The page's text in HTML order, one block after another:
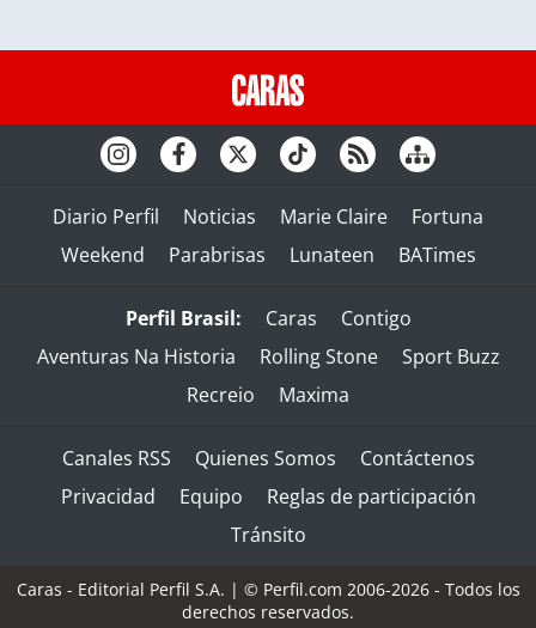
Diario Perfil Noticias Marie Claire
Fortuna
Weekend
Parabrisas Lunateen BATimes
Perfil Brasil: Caras
Contigo
Aventuras Na Historia
Rolling Stone
Sport Buzz
Recreio
Maxima
Canales RSS Quienes Somos
Contáctenos
Privacidad
Equipo
Reglas de participación
Tránsito
Caras - Editorial Perfil S.A. | © Perfil.com 2006-2026 - Todos los
derechos reservados.